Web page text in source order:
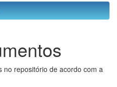
no repositório de acordo com a